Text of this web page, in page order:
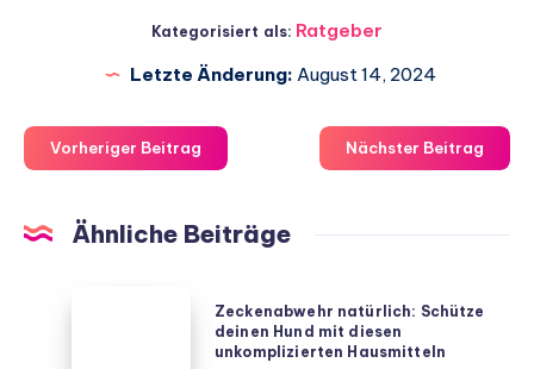
Kategorisiert als: Ratgeber
Letzte Änderung: August 14, 2024
Vorheriger Beitrag Nächster Beitrag
Ähnliche Beiträge
Zeckenabwehr natürlich: Schütze
deinen Hund mit diesen
unkomplizierten Hausmitteln